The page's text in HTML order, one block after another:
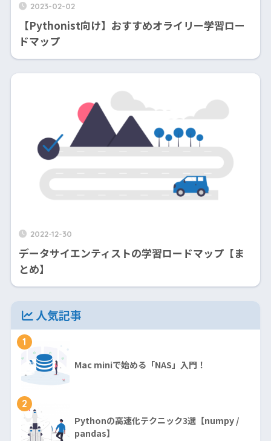
2023-02-02
【Pythonist向け】おすすめオライリー学習ロー
ドマップ
2022-12-30
データサイエンティストの学習ロードマップ【ま
とめ】
人気記事
1
Mac miniで始める「NAS」入門！
2
Pythonの高速化テクニック3選【numpy /
pandas】